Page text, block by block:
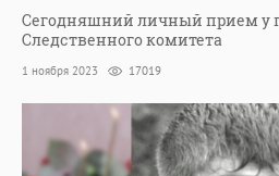
Сегодняшний личный прием у
Следственного комитета
1 ноября 2023 17019